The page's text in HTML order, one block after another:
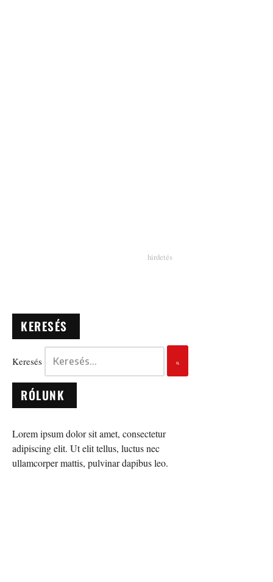
KERESÉS
Keresés
RÓLUNK
Lorem ipsum dolor sit amet, consectetur
adipiscing elit. Ut elit tellus, luctus nec
ullamcorper mattis, pulvinar dapibus leo.